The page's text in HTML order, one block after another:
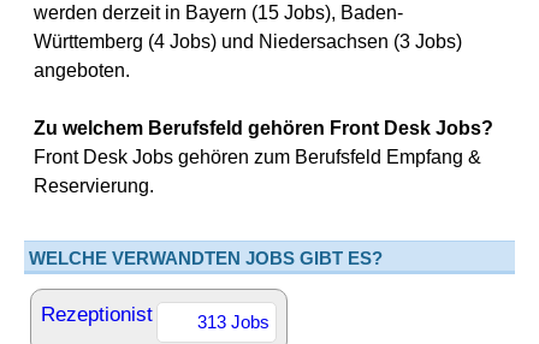
werden derzeit in Bayern (15 Jobs), Baden-
Württemberg (4 Jobs) und Niedersachsen (3 Jobs)
angeboten.
Zu welchem Berufsfeld gehören Front Desk Jobs?
Front Desk Jobs gehören zum Berufsfeld Empfang &
Reservierung.
WELCHE VERWANDTEN JOBS GIBT ES?
Rezeptionist 313 Jobs